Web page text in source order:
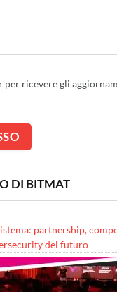
ricevere gli
DI BITMAT
partnership,
del futuro